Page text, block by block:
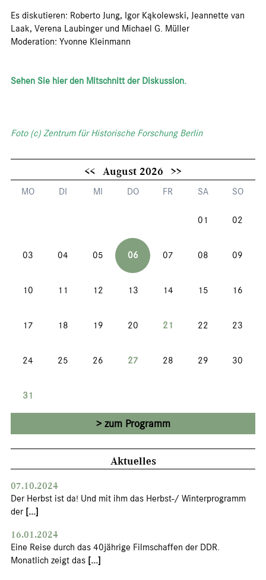
Es diskutieren: Roberto Jung, Igor Kąkolewski, Jeannette van
Laak, Verena Laubinger und Michael G. Müller
Moderation: Yvonne Kleinmann
Sehen Sie hier den Mitschnitt der Diskussion.
Foto (c) Zentrum für Historische Forschung Berlin
<< August 2026 >>
MO DI MI DO FR SA SO
01 02
03 04 05 06 07 08 09
10 11 12 13 14 15 16
17 18 19 20 21 22 23
24 25 26 27 28 29 30
31
zum Programm
Aktuelles
07.10.2024
Der Herbst ist da! Und mit ihm das Herbst-/ Winterprogramm
der [...]
16.01.2024
Eine Reise durch das 40jährige Filmschaffen der DDR.
Monatlich zeigt das [...]